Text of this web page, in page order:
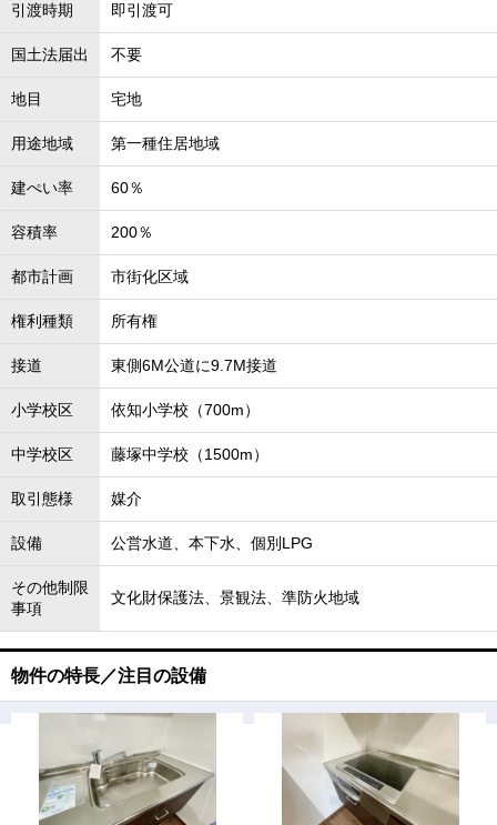
引渡時期 即引渡可
国土法届出 不要
地目 宅地
用途地域 第一種住居地域
建ぺい率 60％
容積率 200％
都市計画 市街化区域
権利種類 所有権
接道 東側6M公道に9.7M接道
小学校区 依知小学校（700m）
中学校区 藤塚中学校（1500m）
取引態様 媒介
設備 公営水道、本下水、個別LPG
その他制限
事項
文化財保護法、景観法、準防火地域
物件の特長／注目の設備